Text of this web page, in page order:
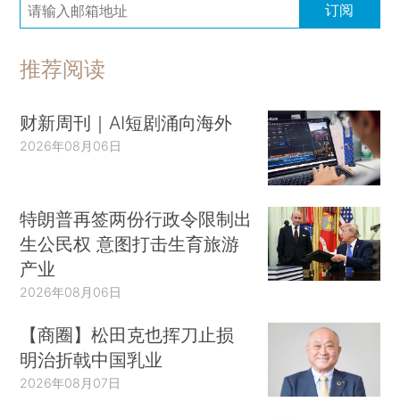
订阅
推荐阅读
财新周刊｜AI短剧涌向海外
2026年08月06日
特朗普再签两份行政令限制出
生公民权 意图打击生育旅游
产业
2026年08月06日
【商圈】松田克也挥刀止损
明治折戟中国乳业
2026年08月07日